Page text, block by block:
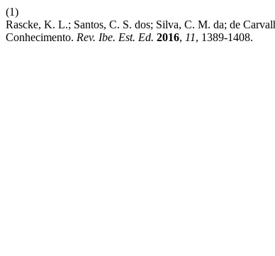
(1)
Rascke, K. L.; Santos, C. S. dos; Silva, C. M. da; de
Conhecimento. Rev. Ibe. Est. Ed. 2016, 11, 1389-1408.